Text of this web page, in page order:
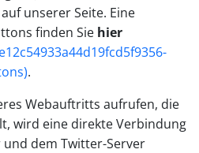
unserer Seite. Eine
finden Sie hier
.
Webauftritts aufrufen, die
wird eine direkte Verbindung
dem Twitter-Server